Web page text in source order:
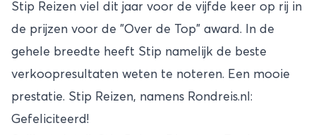
Stip Reizen viel dit jaar voor de vijfde keer op rij in
de prijzen voor de "Over de Top" award. In de
gehele breedte heeft Stip namelijk de beste
verkoopresultaten weten te noteren. Een mooie
prestatie. Stip Reizen, namens Rondreis.nl:
Gefeliciteerd!